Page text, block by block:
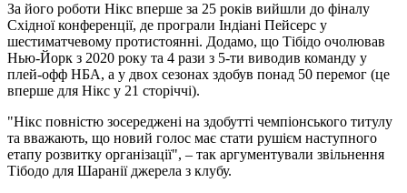
За його роботи Нікс вперше за 25 років вийшли до фіналу
Східної конференції, де програли Індіані Пейсерс у
шестиматчевому протистоянні. Додамо, що Тібідо очолював
Нью-Йорк з 2020 року та 4 рази з 5-ти виводив команду у
плей-офф НБА, а у двох сезонах здобув понад 50 перемог (це
вперше для Нікс у 21 сторіччі).
"Нікс повністю зосереджені на здобутті чемпіонського титулу
та вважають, що новий голос має стати рушієм наступного
етапу розвитку організації", – так аргументували звільнення
Тібодо для Шаранії джерела з клубу.